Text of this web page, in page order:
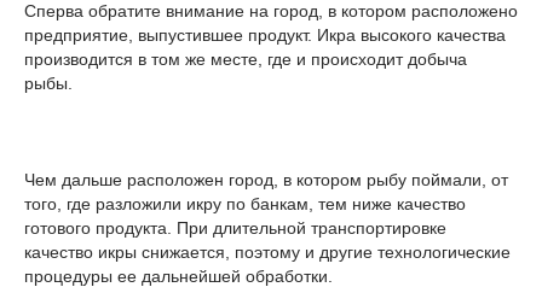
Сперва обратите внимание на город, в котором расположено
предприятие, выпустившее продукт. Икра высокого качества
производится в том же месте, где и происходит добыча
рыбы.
Чем дальше расположен город, в котором рыбу поймали, от
того, где разложили икру по банкам, тем ниже качество
готового продукта. При длительной транспортировке
качество икры снижается, поэтому и другие технологические
процедуры ее дальнейшей обработки.